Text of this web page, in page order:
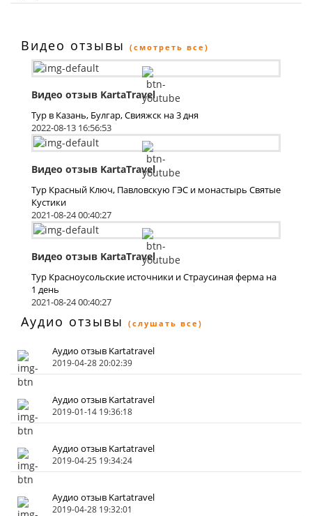
Видео отзывы (смотреть все)
Видео отзыв KartaTravel
Тур в Казань, Булгар, Свияжск на 3 дня
2022-08-13 16:56:53
Видео отзыв KartaTravel
Тур Красный Ключ, Павловскую ГЭС и монастырь Святые
Кустики
2021-08-24 00:40:27
Видео отзыв KartaTravel
Тур Красноусольские источники и Страусиная ферма на
1 день
2021-08-24 00:40:27
Аудио отзывы (слушать все)
Аудио отзыв Kartatravel
2019-04-28 20:02:39
Аудио отзыв Kartatravel
2019-01-14 19:36:18
Аудио отзыв Kartatravel
2019-04-25 19:34:24
Аудио отзыв Kartatravel
2019-04-28 19:32:01